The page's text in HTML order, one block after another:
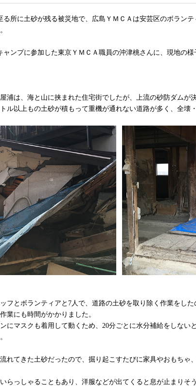
る所に土砂が残る被災地で、広島ＹＭＣＡは安芸区のボラン
ャンプに参加した東京ＹＭＣＡ職員の沖津桃さんに、現地の様
浦は、海と山に挟まれた住宅街でしたが、上流の砂防ダムが
ル以上もの土砂が積もって重機が通れない道路が多く、全壊
フとボランティアと7人で、道路の土砂を取り除く作業をし
業にも時間がかかりました。
にマスクも着用して動くため、20分ごとに水分補給をしない
れてきた土砂だったので、掘り起こすたびに家具やおもちゃ
らっしゃることもあり、洋服などが出てくると息が止まりそ